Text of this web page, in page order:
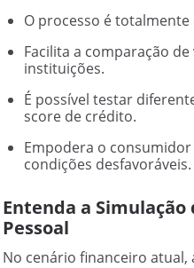
O processo é
Facilita a comparação
instituições.
É possível testar
score de crédito.
Empodera o
condições desfavoráveis.
Entenda a
Pessoal
No cenário financeiro